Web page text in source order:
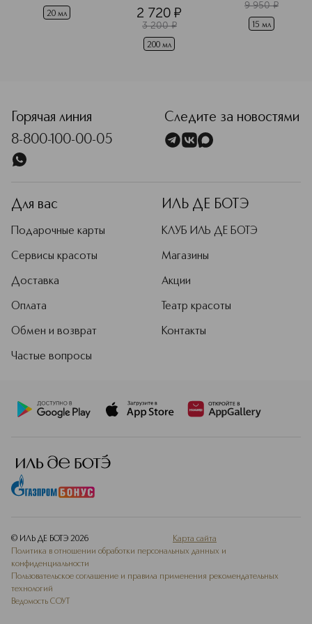
20 мл 2 720 ¤
3 200 ¤
200 мл
9 950 ¤
15 мл
Горячая линия
8-800-100-00-05
Следите за новостями
Для вас
Подарочные карты
Сервисы красоты
Доставка
Оплата
Обмен и возврат
Частые вопросы
ИЛЬ ДЕ БОТЭ
КЛУБ ИЛЬ ДЕ БОТЭ
Магазины
Акции
Театр красоты
Контакты
© ИЛЬ ДЕ БОТЭ 2026
Карта сайта
Политика в отношении обработки персональных данных и
конфиденциальности
Пользовательское соглашение и правила применения рекомендательных
технологий
Ведомость СОУТ